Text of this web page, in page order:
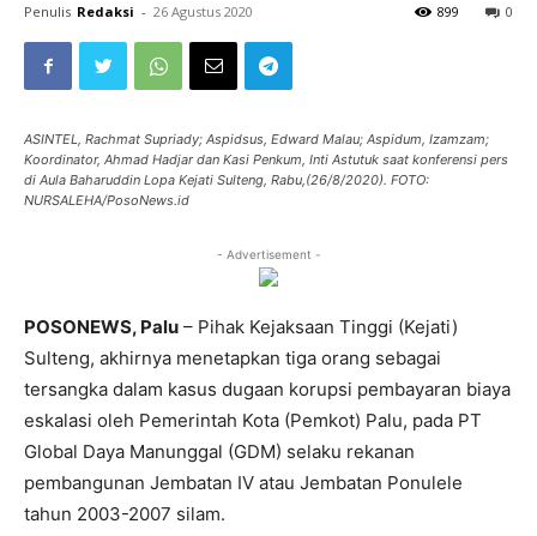
Penulis Redaksi - 26 Agustus 2020 0
899
ASINTEL, Rachmat Supriady; Aspidsus, Edward Malau; Aspidum, Izamzam;
Koordinator, Ahmad Hadjar dan Kasi Penkum, Inti Astutuk saat konferensi pers
di Aula Baharuddin Lopa Kejati Sulteng, Rabu,(26/8/2020). FOTO:
NURSALEHA/PosoNews.id
- Advertisement -
POSONEWS, Palu – Pihak Kejaksaan Tinggi (Kejati)
Sulteng, akhirnya menetapkan tiga orang sebagai
tersangka dalam kasus dugaan korupsi pembayaran biaya
eskalasi oleh Pemerintah Kota (Pemkot) Palu, pada PT
Global Daya Manunggal (GDM) selaku rekanan
pembangunan Jembatan IV atau Jembatan Ponulele
tahun 2003-2007 silam.